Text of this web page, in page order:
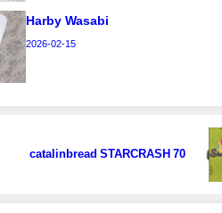
Harby Wasabi
2026-02-15
catalinbread STARCRASH 70